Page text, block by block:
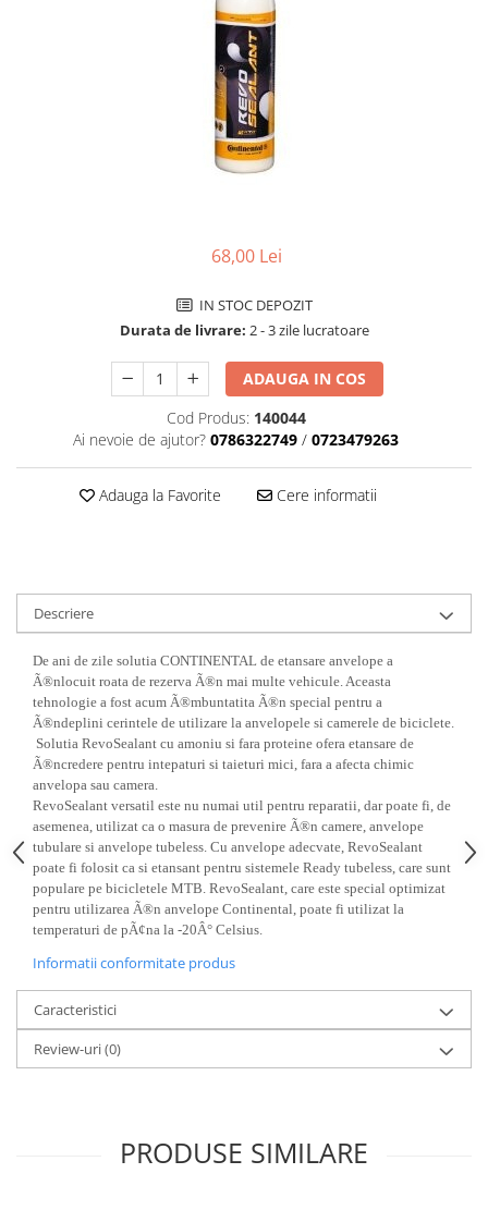
Produse intretinere bicicleta
Claxon bicicleta
Bidoane si suporti bicicleta
Suport telefon bicicleta
Aparatori noroi bicicleta
Computer bicicleta
Piese biciclete
Anvelopa bicicleta
Camera bicicleta
Pinioane
Lant bicicleta
Urechi cadru bicicleta
Mansoane si ghidolina
Ghidoane bicicleta
Pipe ghidon
Furci bicicleta
Cabluri si camasi
Discuri frana bicicleta
68,00 Lei
IN STOC DEPOZIT
Durata de livrare: 2 - 3 zile lucratoare
ADAUGA IN COS
Cod Produs: 140044
Ai nevoie de ajutor? 0786322749 / 0723479263
Adauga la Favorite Cere informatii
Descriere
De ani de zile solutia CONTINENTAL de etansare anvelope a
Ã®nlocuit roata de rezerva Ã®n mai multe vehicule. Aceasta
tehnologie a fost acum Ã®mbuntatita Ã®n special pentru a
Ã®ndeplini cerintele de utilizare la anvelopele si camerele de biciclete.
Solutia RevoSealant cu amoniu si fara proteine ofera etansare de
Ã®ncredere pentru intepaturi si taieturi mici, fara a afecta chimic
anvelopa sau camera.
RevoSealant versatil este nu numai util pentru reparatii, dar poate fi, de
asemenea, utilizat ca o masura de prevenire Ã®n camere, anvelope
tubulare si anvelope tubeless. Cu anvelope adecvate, RevoSealant
poate fi folosit ca si etansant pentru sistemele Ready tubeless, care sunt
populare pe bicicletele MTB. RevoSealant, care este special optimizat
pentru utilizarea Ã®n anvelope Continental, poate fi utilizat la
temperaturi de pÃ¢na la -20Â° Celsius.
Informatii conformitate produs
Caracteristici
Review-uri(0)
PRODUSE SIMILARE